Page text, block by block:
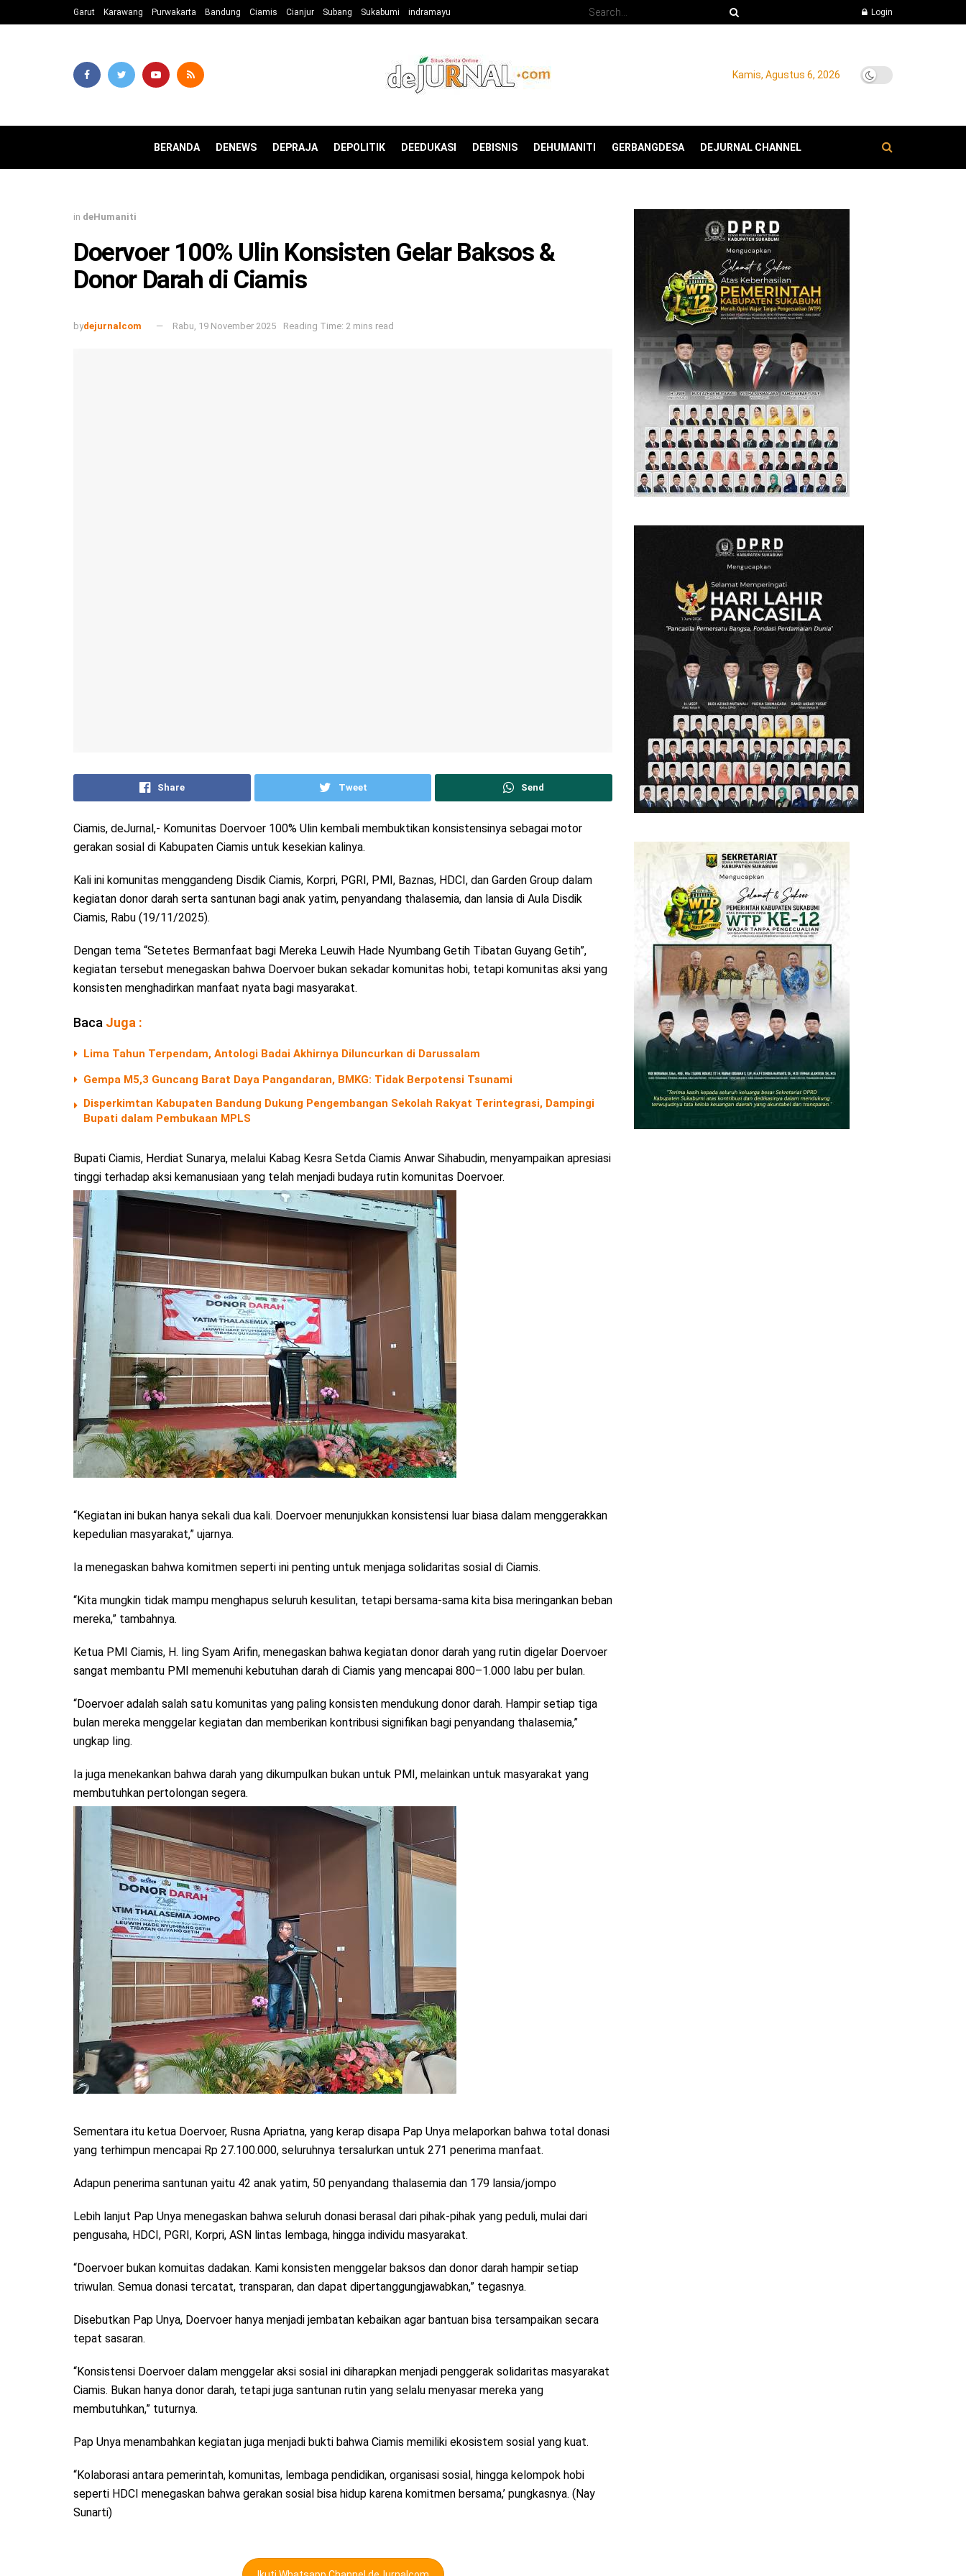
Garut Karawang Purwakarta Bandung Ciamis Cianjur Subang Sukabumi indramayu Login
Kamis, Agustus 6, 2026
BERANDA DENEWS DEPRAJA DEPOLITIK DEEDUKASI DEBISNIS DEHUMANITI GERBANGDESA DEJURNAL CHANNEL
in deHumaniti
Doervoer 100% Ulin Konsisten Gelar Baksos &
Donor Darah di Ciamis
bydejurnalcom Rabu, 19 November 2025 Reading Time: 2 mins read
Share Tweet Send
Ciamis, deJurnal,- Komunitas Doervoer 100% Ulin kembali membuktikan konsistensinya sebagai motor
gerakan sosial di Kabupaten Ciamis untuk kesekian kalinya.
Kali ini komunitas menggandeng Disdik Ciamis, Korpri, PGRI, PMI, Baznas, HDCI, dan Garden Group dalam
kegiatan donor darah serta santunan bagi anak yatim, penyandang thalasemia, dan lansia di Aula Disdik
Ciamis, Rabu (19/11/2025).
Dengan tema “Setetes Bermanfaat bagi Mereka Leuwih Hade Nyumbang Getih Tibatan Guyang Getih”,
kegiatan tersebut menegaskan bahwa Doervoer bukan sekadar komunitas hobi, tetapi komunitas aksi yang
konsisten menghadirkan manfaat nyata bagi masyarakat.
Baca Juga :
Lima Tahun Terpendam, Antologi Badai Akhirnya Diluncurkan di Darussalam
Gempa M5,3 Guncang Barat Daya Pangandaran, BMKG: Tidak Berpotensi Tsunami
Disperkimtan Kabupaten Bandung Dukung Pengembangan Sekolah Rakyat Terintegrasi, Dampingi
Bupati dalam Pembukaan MPLS
Bupati Ciamis, Herdiat Sunarya, melalui Kabag Kesra Setda Ciamis Anwar Sihabudin, menyampaikan apresiasi
tinggi terhadap aksi kemanusiaan yang telah menjadi budaya rutin komunitas Doervoer.
“Kegiatan ini bukan hanya sekali dua kali. Doervoer menunjukkan konsistensi luar biasa dalam menggerakkan
kepedulian masyarakat,” ujarnya.
Ia menegaskan bahwa komitmen seperti ini penting untuk menjaga solidaritas sosial di Ciamis.
“Kita mungkin tidak mampu menghapus seluruh kesulitan, tetapi bersama-sama kita bisa meringankan beban
mereka,” tambahnya.
Ketua PMI Ciamis, H. Iing Syam Arifin, menegaskan bahwa kegiatan donor darah yang rutin digelar Doervoer
sangat membantu PMI memenuhi kebutuhan darah di Ciamis yang mencapai 800–1.000 labu per bulan.
“Doervoer adalah salah satu komunitas yang paling konsisten mendukung donor darah. Hampir setiap tiga
bulan mereka menggelar kegiatan dan memberikan kontribusi signifikan bagi penyandang thalasemia,”
ungkap Iing.
Ia juga menekankan bahwa darah yang dikumpulkan bukan untuk PMI, melainkan untuk masyarakat yang
membutuhkan pertolongan segera.
Sementara itu ketua Doervoer, Rusna Apriatna, yang kerap disapa Pap Unya melaporkan bahwa total donasi
yang terhimpun mencapai Rp 27.100.000, seluruhnya tersalurkan untuk 271 penerima manfaat.
Adapun penerima santunan yaitu 42 anak yatim, 50 penyandang thalasemia dan 179 lansia/jompo
Lebih lanjut Pap Unya menegaskan bahwa seluruh donasi berasal dari pihak-pihak yang peduli, mulai dari
pengusaha, HDCI, PGRI, Korpri, ASN lintas lembaga, hingga individu masyarakat.
“Doervoer bukan komuitas dadakan. Kami konsisten menggelar baksos dan donor darah hampir setiap
triwulan. Semua donasi tercatat, transparan, dan dapat dipertanggungjawabkan,” tegasnya.
Disebutkan Pap Unya, Doervoer hanya menjadi jembatan kebaikan agar bantuan bisa tersampaikan secara
tepat sasaran.
“Konsistensi Doervoer dalam menggelar aksi sosial ini diharapkan menjadi penggerak solidaritas masyarakat
Ciamis. Bukan hanya donor darah, tetapi juga santunan rutin yang selalu menyasar mereka yang
membutuhkan,” tuturnya.
Pap Unya menambahkan kegiatan juga menjadi bukti bahwa Ciamis memiliki ekosistem sosial yang kuat.
“Kolaborasi antara pemerintah, komunitas, lembaga pendidikan, organisasi sosial, hingga kelompok hobi
seperti HDCI menegaskan bahwa gerakan sosial bisa hidup karena komitmen bersama,’ pungkasnya. (Nay
Sunarti)